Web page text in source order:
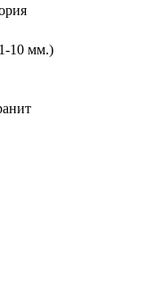
10 мм.)